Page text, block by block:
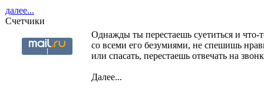
далее...
Счетчики
Однажды ты перестаешь суетиться и
со всеми его безумиями, не спешишь
или спасать, перестаешь отвечать на
Далее...